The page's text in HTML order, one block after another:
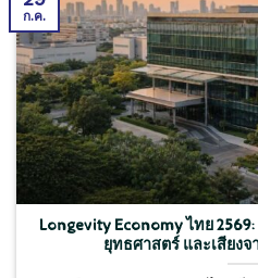
Longevity Economy ไทย
ยุทธศาสตร์ และเสียง
ก.ค.